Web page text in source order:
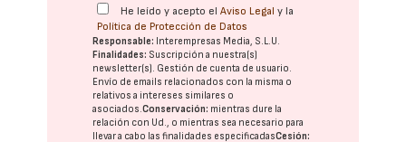
He leído y acepto elAviso Legal y la
Política de Protección de Datos
Responsable: Interempresas Media, S.L.U.
Finalidades: Suscripción a nuestra(s)
newsletter(s). Gestión de cuenta de usuario.
Envío de emails relacionados con la misma o
relativos a intereses similares o
asociados.Conservación: mientras dure la
relación con Ud., o mientras sea necesario para
llevar a cabo las finalidades especificadasCesión: